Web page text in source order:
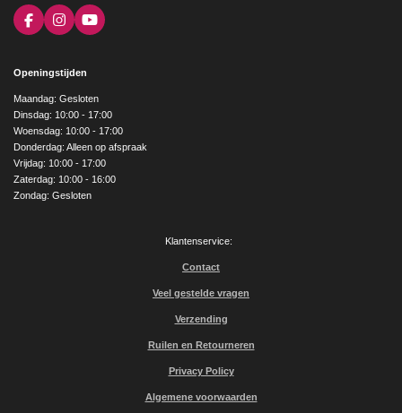
F
a
b
o
k
I
n
a
g
r
a
m
Y
o
e
Openingstijden
Maandag: Gesloten
Dinsdag: 10:00 - 17:00
Woensdag: 10:00 - 17:00
Donderdag: Alleen op afspraak
Vrijdag: 10:00 - 17:00
Zaterdag: 10:00 - 16:00
Zondag: Gesloten
Klantenservice:
Contact
Veel gestelde vragen
Verzending
Ruilen en Retourneren
Privacy Policy
Algemene voorwaarden